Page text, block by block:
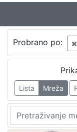
Probrano po:
Lista Mreža